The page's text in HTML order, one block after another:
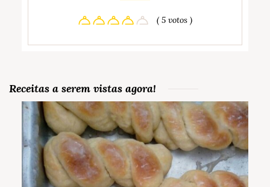
( 5 votos )
Receitas a serem vistas agora!